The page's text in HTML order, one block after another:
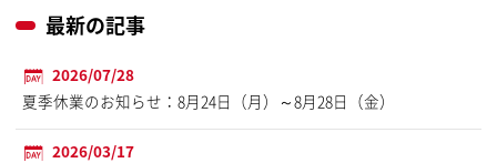
最新の記事
2026/07/28
夏季休業のお知らせ：8月24日（月）～8月28日（金）
2026/03/17